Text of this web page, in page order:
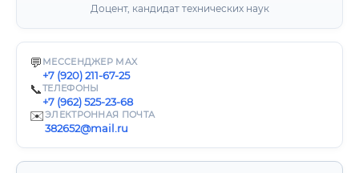
Доцент, кандидат технических наук
💬 МЕССЕНДЖЕР MAX
+7 (920) 211-67-25
📞ТЕЛЕФОНЫ
+7 (962) 525-23-68
✉️ЭЛЕКТРОННАЯ ПОЧТА
382652@mail.ru